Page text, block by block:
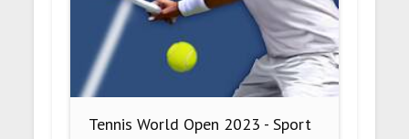
Tennis World Open 2023 - Sport